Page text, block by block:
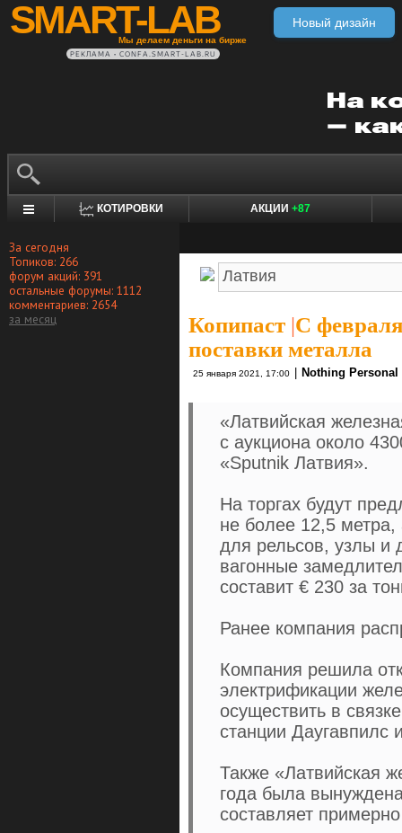
SMART-LAB
Мы делаем деньги на бирже
Новый дизайн
РЕКЛАМА • CONFA.SMART-LAB.RU
КОТИРОВКИ АКЦИИ +87
За сегодня
Топиков: 266
форум акций: 391
остальные форумы: 1112
комментариев: 2654
за месяц
Копипаст |С
поставки металла
25 января 2021, 17:00 Nothing Personal
«Латвийская
с аукциона около
«Sputnik Латвия».
На торгах будут
не более 12,5 метра,
для рельсов, узлы и
вагонные
составит € 230 за
Ранее компания
Компания решила
электрификации
осуществить в
станции Даугавпилс
Также «Латвийская
года была
составляет